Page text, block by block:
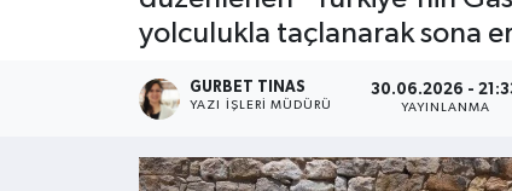
yolculukla taçlanarak sona
GURBET TINAS
YAZI İŞLERI MÜDÜRÜ
30.06.2026 -
YAYINLANMA
Kültür - Sanat